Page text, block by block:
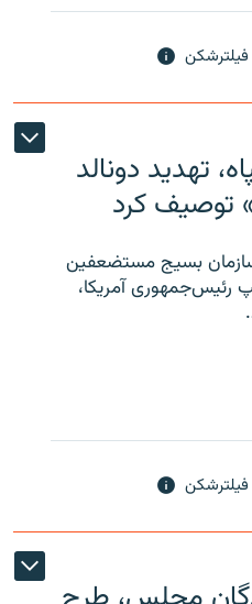
تهدید دونالد
توصیف کرد
بسیج مستضعفین
رئیس‌جمهوری آمریکا،